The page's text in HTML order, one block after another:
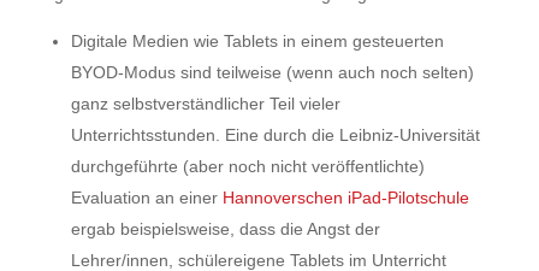
Digitale Medien wie Tablets in einem gesteuerten
BYOD-Modus sind teilweise (wenn auch noch selten)
ganz selbstverständlicher Teil vieler
Unterrichtsstunden. Eine durch die Leibniz-Universität
durchgeführte (aber noch nicht veröffentlichte)
Evaluation an einer Hannoverschen iPad-Pilotschule
ergab beispielsweise, dass die Angst der
Lehrer/innen, schülereigene Tablets im Unterricht